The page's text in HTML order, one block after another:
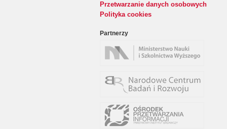
Przetwarzanie danych osobowych
Polityka cookies
Partnerzy